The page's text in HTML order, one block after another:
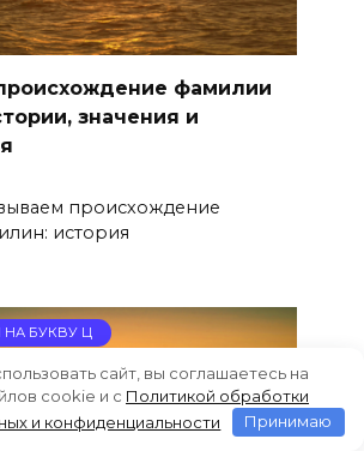
фамилии
значения и
происхождение
история
БУКВУ Ц
сайт, вы соглашаетесь на
cookie и c Политикой обработки
и конфиденциальности
Принимаю